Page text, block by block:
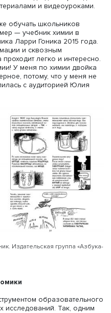
Елизавета Копай-Гора,
— те, что
научной статьи,
сухая информация с
превращается в
позитивным эмоциям,
персонажей.
QR-коды для
материалами и
обучать школьников
— учебник химии в
Ларри Гоника 2015
и сквозным
химии! У меня по химии
потому, что у